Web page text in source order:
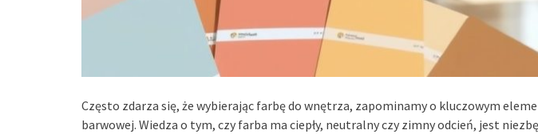
Często zdarza się, że wybierając farbę do wnętrza, zapominamy o kluczowym
barwowej. Wiedza o tym, czy farba ma ciepły, neutralny czy zimny odcień, jest